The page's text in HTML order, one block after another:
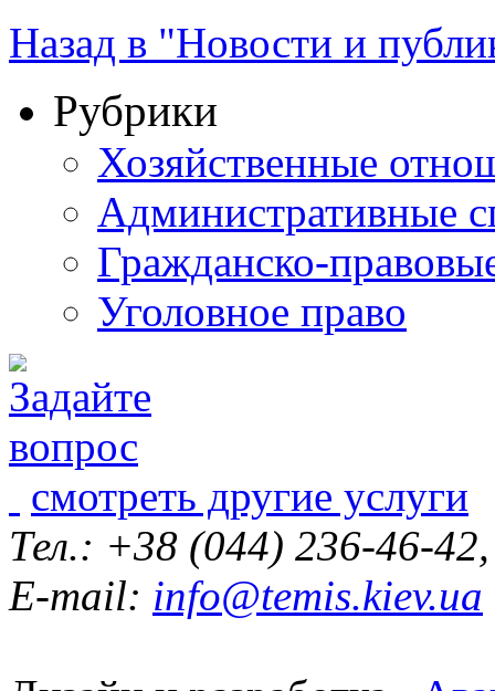
Назад в "Новости и
Рубрики
Хозяйственные
Административные
Гражданско-
Уголовное право
смотреть другие услуги
Тел.: +38 (044) 236-46-
E-mail: info@temis.kiev.ua